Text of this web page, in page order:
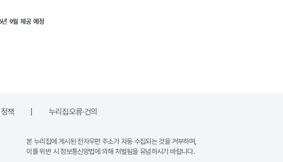
책 누리집오류·건의
본 누리집에 게시된 전자우편 주소가 자동 수집되는 것을 거부하며,
이를 위반 시 정보통신망법에 의해 처벌됨을 유념하시기 바랍니다.